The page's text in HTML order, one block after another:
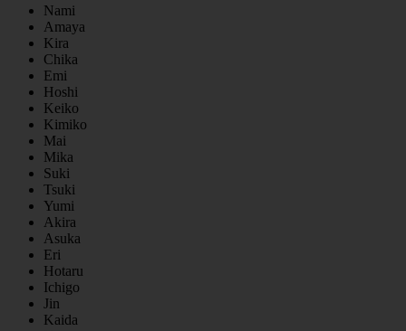
Nami
Amaya
Kira
Chika
Emi
Hoshi
Keiko
Kimiko
Mai
Mika
Suki
Tsuki
Yumi
Akira
Asuka
Eri
Hotaru
Ichigo
Jin
Kaida